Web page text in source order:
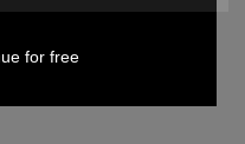
for free